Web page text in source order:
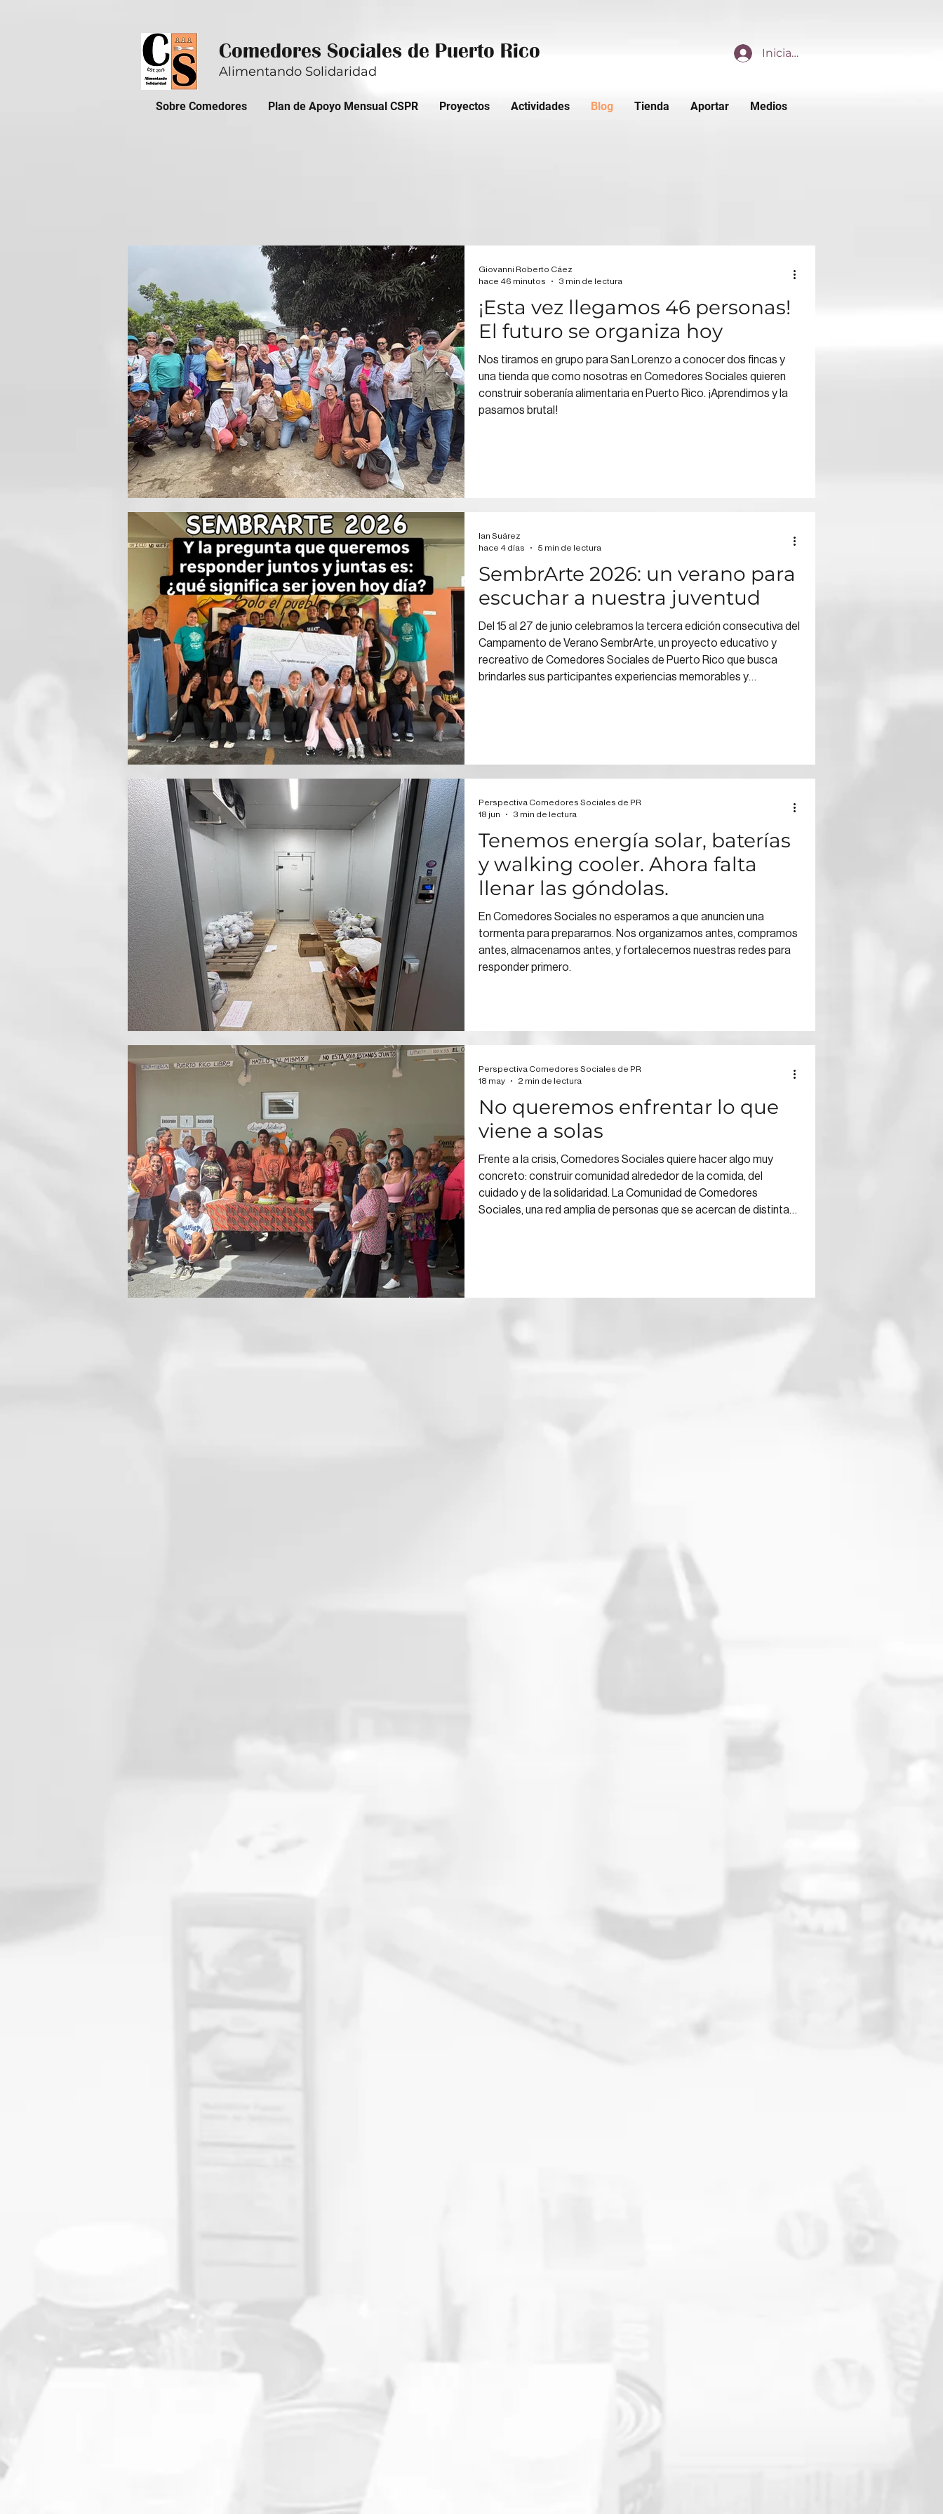
Comedores Sociales de Puerto Rico
Alimentando Solidaridad
Iniciar sesión
Sobre Comedores Plan de Apoyo Mensual CSPR Proyectos Actividades Blog Tienda Aportar Medios
¡Esta vez llegamos 46 personas!
El futuro se organiza hoy
Nos tiramos en grupo para San Lorenzo a conocer dos fincas y
una tienda que como nosotras en Comedores Sociales quieren
construir soberanía alimentaria en Puerto Rico. ¡Aprendimos y la
pasamos brutal!
Giovanni Roberto Cáez
hace 46 minutos
3 min de lectura
SembrArte 2026: un verano para
escuchar a nuestra juventud
Del 15 al 27 de junio celebramos la tercera edición consecutiva del
Campamento de Verano SembrArte, un proyecto educativo y
recreativo de Comedores Sociales de Puerto Rico que busca
brindarles sus participantes experiencias memorables y
Ian Suárez
hace 4 días
5 min de lectura
Tenemos energía solar, baterías
y walking cooler. Ahora falta
llenar las góndolas.
En Comedores Sociales no esperamos a que anuncien una
tormenta para prepararnos. Nos organizamos antes, compramos
antes, almacenamos antes, y fortalecemos nuestras redes para
responder primero.
Perspectiva Comedores Sociales de PR
18 jun
3 min de lectura
No queremos enfrentar lo que
viene a solas
Frente a la crisis, Comedores Sociales quiere hacer algo muy
concreto: construir comunidad alrededor de la comida, del
cuidado y de la solidaridad. La Comunidad de Comedores
Sociales, una red amplia de personas que se acercan de distintas
Perspectiva Comedores Sociales de PR
18 may
2 min de lectura